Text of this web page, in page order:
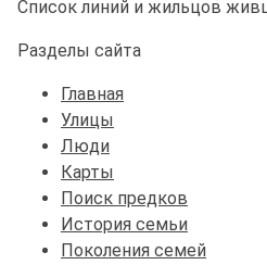
Список линий и жильцов
Разделы сайта
Главная
Улицы
Люди
Карты
Поиск предков
История семьи
Поколения семей